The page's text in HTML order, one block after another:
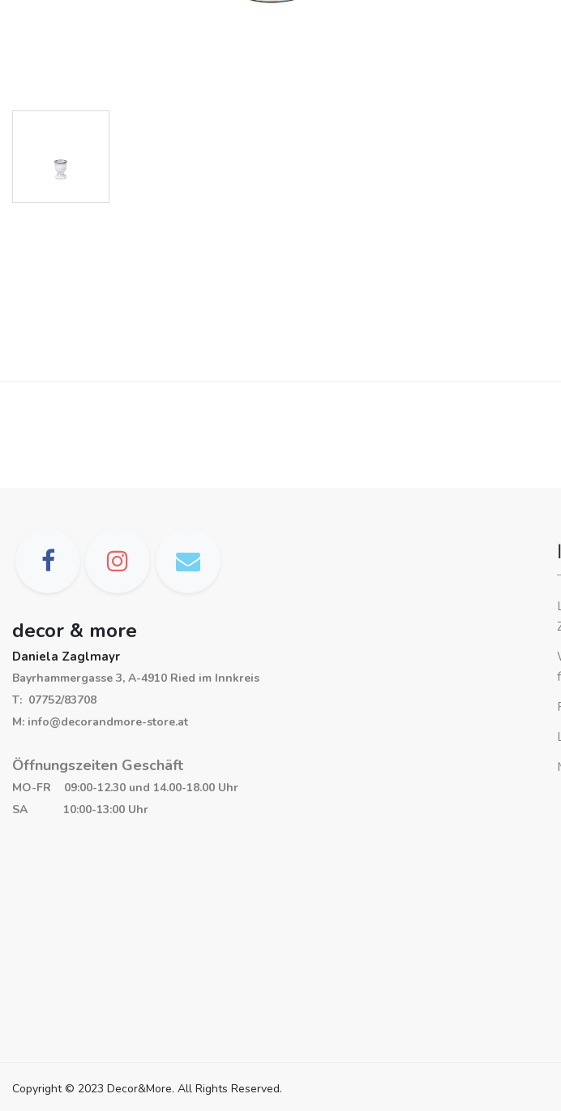
decor & more
Daniela Zaglmayr
Bayrhammergasse 3, A-4910 Ried im Innkreis
T: 07752/83708
M: info@decorandmore-store.at
Öffnungszeiten Geschäft
MO-FR 09:00-12.30 und 14.00-18.00 Uhr
SA 10:00-13:00 Uhr
Copyright © 2023 Decor&More. All Rights Reserved.